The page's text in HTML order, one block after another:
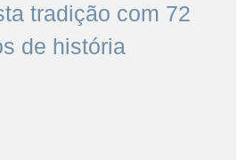
tradição com 72
de história